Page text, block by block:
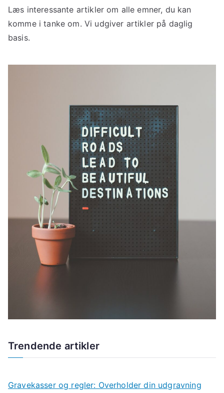
Læs interessante artikler om alle emner, du kan
komme i tanke om. Vi udgiver artikler på daglig
basis.
Trendende artikler
Gravekasser og regler: Overholder din udgravning